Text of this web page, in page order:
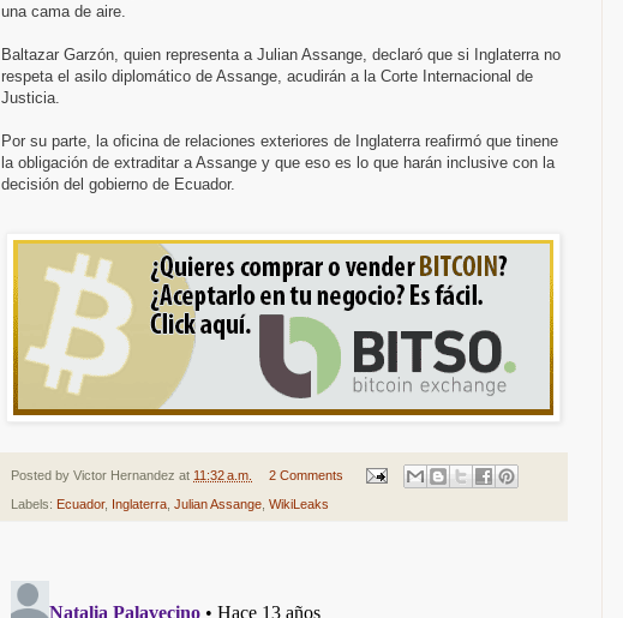
una cama de aire.
Baltazar Garzón, quien representa a Julian Assange, declaró que si Inglaterra no
respeta el asilo diplomático de Assange, acudirán a la Corte Internacional de
Justicia.
Por su parte, la oficina de relaciones exteriores de Inglaterra reafirmó que tinene
la obligación de extraditar a Assange y que eso es lo que harán inclusive con la
decisión del gobierno de Ecuador.
Posted by Victor Hernandez at 11:32 a.m. 2 Comments
Labels: Ecuador, Inglaterra Julian Assange WikiLeaks